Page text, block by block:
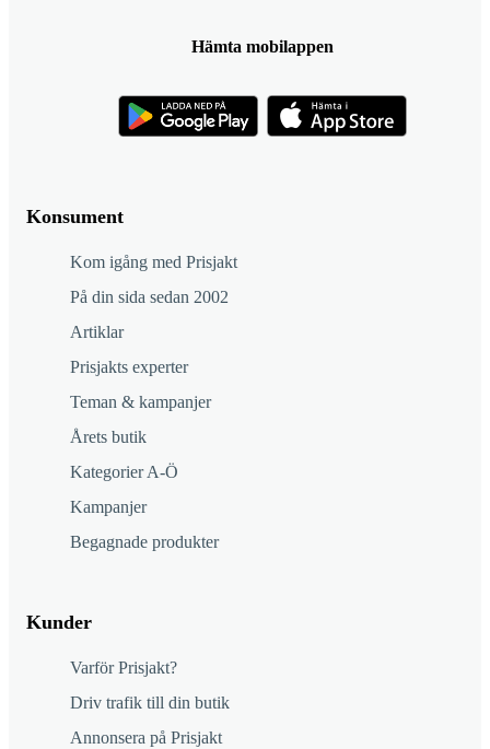
Konsument
Kom igång med Prisjakt
På din sida sedan 2002
Artiklar
Prisjakts experter
Teman & kampanjer
Årets butik
Kategorier A-Ö
Kampanjer
Begagnade produkter
Kunder
Varför Prisjakt?
Driv trafik till din butik
Annonsera på Prisjakt
Hämta mobilappen